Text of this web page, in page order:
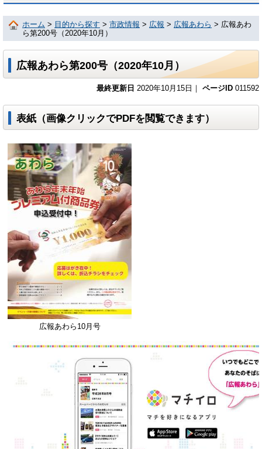
ホーム > 目的から探す > 市政情報 > 広報 > 広報あわら > 広報あわ
ら第200号（2020年10月）
広報あわら第200号（2020年10月）
最終更新日 2020年10月15日｜ ページID 011592
表紙（画像クリックでPDFを閲覧できます）
広報あわら10月号